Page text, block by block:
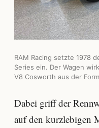
RAM Racing setzte 1978
Series ein. Der Wagen
V8 Cosworth aus der
Dabei griff der
auf den kurzlebigen